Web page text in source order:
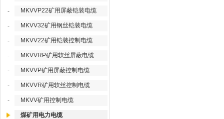
- MKVVP22矿用屏蔽铠装电缆
- MKVV32矿用钢丝铠装电缆
- MKVV22矿用铠装控制电缆
- MKVVRP矿用软丝屏蔽电缆
- MKVVP矿用屏蔽控制电缆
- MKVVR矿用软丝控制电缆
- MKVV矿用控制电缆
煤矿用电力电缆